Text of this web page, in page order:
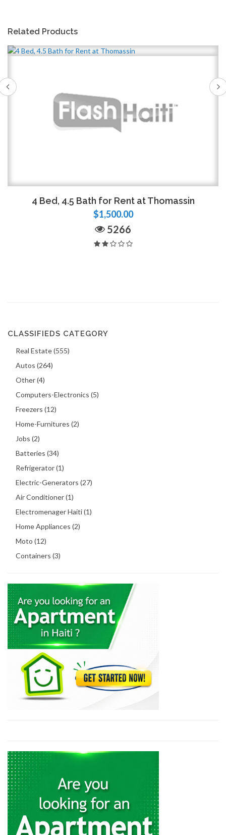
Related Products
4 Bed, 4.5 Bath for Rent at Thomassin
$1,500.00
5266
CLASSIFIEDS CATEGORY
Real Estate (555)
Autos (264)
Other (4)
Computers-Electronics (5)
Freezers (12)
Home-Furnitures (2)
Jobs (2)
Batteries (34)
Refrigerator (1)
Electric-Generators (27)
Air Conditioner (1)
Electromenager Haiti (1)
Home Appliances (2)
Moto (12)
Containers (3)